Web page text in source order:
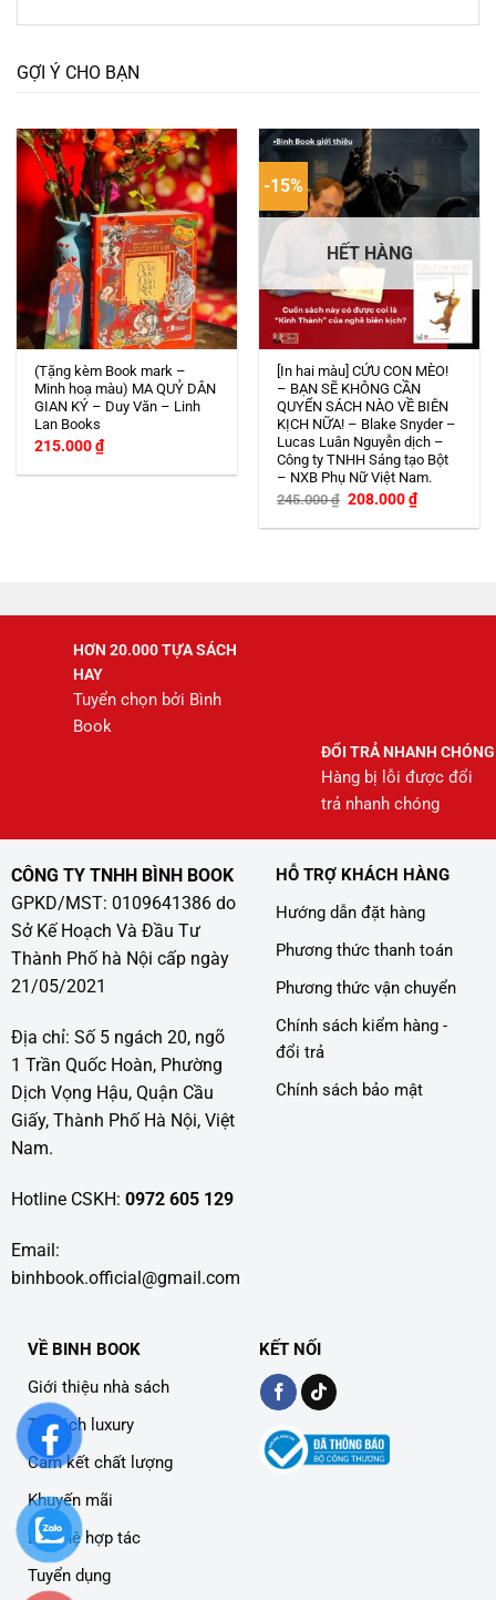
GỢI Ý CHO BẠN
(Tặng kèm Book mark –
Minh hoạ màu) MA QUỶ DÂN
GIAN KÝ – Duy Văn – Linh
Lan Books
215.000₫
-15%
HẾT HÀNG
[In hai màu] CỨU CON MÈO!
– BẠN SẼ KHÔNG CẦN
QUYỂN SÁCH NÀO VỀ BIÊN
KỊCH NỮA! – Blake Snyder –
Lucas Luân Nguyễn dịch –
Công ty TNHH Sáng tạo Bột
– NXB Phụ Nữ Việt Nam.
245.000₫ Giá
là:
208.000₫Giá
hiện
tại
HƠN 20.000 TỰA SÁCH
HAY
Tuyển chọn bởi Bình
Book
ĐỔI TRẢ NHANH CHÓNG
Hàng bị lỗi được đổi
trả nhanh chóng
CÔNG TY TNHH BÌNH BOOK
GPKD/MST: 0109641386 do
Sở Kế Hoạch Và Đầu Tư
Thành Phố hà Nội cấp ngày
21/05/2021
Địa chỉ: Số 5 ngách 20, ngõ
1 Trần Quốc Hoàn, Phường
Dịch Vọng Hậu, Quận Cầu
Giấy, Thành Phố Hà Nội, Việt
Nam.
Hotline CSKH: 0972 605 129
Email:
binhbook.official@gmail.com
HỖ TRỢ KHÁCH HÀNG
Hướng dẫn đặt hàng
Phương thức thanh toán
Phương thức vận chuyển
Chính sách kiểm hàng -
đổi trả
Chính sách bảo mật
VỀ BINH BOOK
Giới thiệu nhà sách
Tủ sách luxury
Cam kết chất lượng
Khuyến mãi
Liên hệ hợp tác
Tuyển dụng
KẾT NỐI